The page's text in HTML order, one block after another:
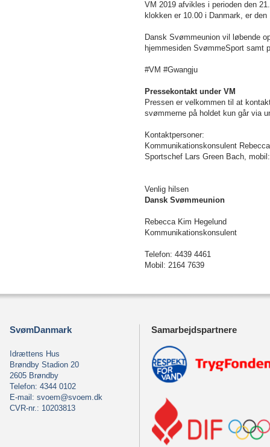
VM 2019 afvikles i perioden den
klokken er 10.00 i Danmark, er
Dansk Svømmeunion vil løbende
hjemmesiden SvømmeSport samt
#VM #Gwangju
Pressekontakt under VM
Pressen er velkommen til at
svømmerne på holdet kun går via
Kontaktpersoner:
Kommunikationskonsulent
Sportschef Lars Green Bach,
Venlig hilsen
Dansk Svømmeunion
Rebecca Kim Hegelund
Kommunikationskonsulent
Telefon: 4439 4461
Mobil: 2164 7639
SvømDanmark
Idrættens Hus
Brøndby Stadion 20
2605 Brøndby
Telefon: 4344 0102
E-mail: svoem@svoem.dk
CVR-nr.: 10203813
Samarbejdspartnere